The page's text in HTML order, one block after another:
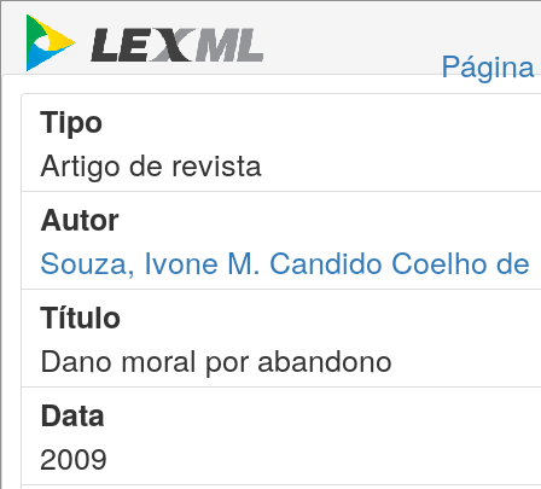
Tipo
Artigo de revista
Autor
Souza, Ivone M. Candido Coelho de
Título
Dano moral por abandono
Data
2009